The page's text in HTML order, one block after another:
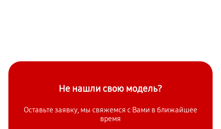
Не нашли свою модель?
Оставьте заявку, мы свяжемся с Вами в ближайшее
время